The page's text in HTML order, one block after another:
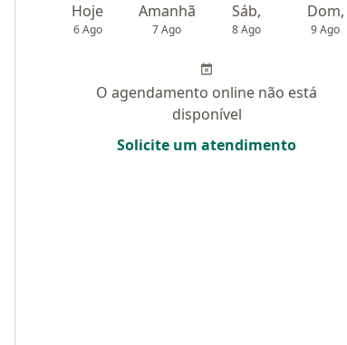
Hoje
6 Ago
Amanhã
7 Ago
Sáb,
8 Ago
Dom,
9 Ago
O agendamento online não está
disponível
Solicite um atendimento